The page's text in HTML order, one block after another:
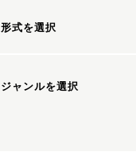
形式を選択
ジャンルを選択